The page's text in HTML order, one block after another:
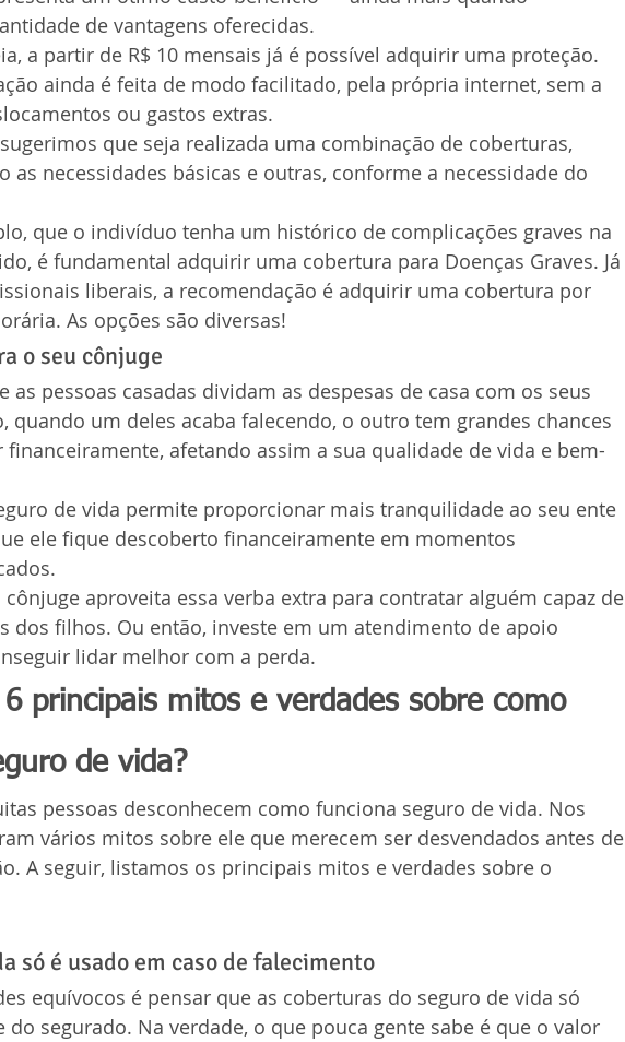
de vantagens oferecidas.
a partir de R$ 10 mensais já é possível adquirir uma proteção.
ainda é feita de modo facilitado, pela própria internet, sem a
ou gastos extras.
que seja realizada uma combinação de coberturas,
as necessidades básicas e outras, conforme a necessidade do
que o indivíduo tenha um histórico de complicações graves na
é fundamental adquirir uma cobertura para Doenças Graves. Já
liberais, a recomendação é adquirir uma cobertura por
As opções são diversas!
o seu cônjuge
as pessoas casadas dividam as despesas de casa com os seus
quando um deles acaba falecendo, o outro tem grandes chances
afetando assim a sua qualidade de vida e bem-
de vida permite proporcionar mais tranquilidade ao seu ente
ele fique descoberto financeiramente em momentos
aproveita essa verba extra para contratar alguém capaz de
dos filhos. Ou então, investe em um atendimento de apoio
lidar melhor com a perda.
principais mitos e verdades sobre como
de vida?
pessoas desconhecem como funciona seguro de vida. Nos
vários mitos sobre ele que merecem ser desvendados antes de
A seguir, listamos os principais mitos e verdades sobre o
só é usado em caso de falecimento
equívocos é pensar que as coberturas do seguro de vida só
do segurado. Na verdade, o que pouca gente sabe é que o valor